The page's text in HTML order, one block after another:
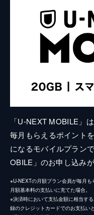
「U-NEXT MOBILE」
毎月もらえるポイント
になるモバイルプラン
OBILE」のお申し込み
※U-NEXTの月額プラン会員が毎月
月額基本料の支払いに充てた場合。
※決済時において支払金額に相当す
録のクレジットカードでのお支払い